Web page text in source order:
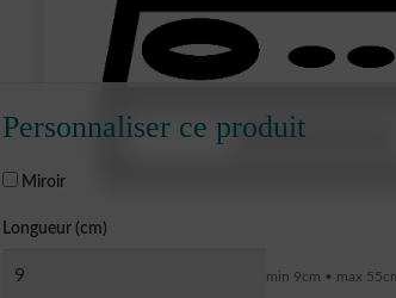
Personnaliser ce produit
Miroir
Longueur (cm)
min 9cm • max